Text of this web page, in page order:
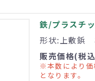
鉄/プラスチ
形状:上敷鋲
販売価格(税
※本数により価
となります。